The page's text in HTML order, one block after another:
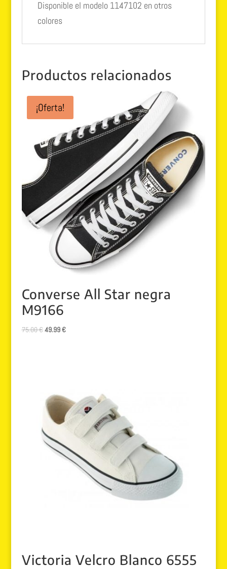
Disponible el modelo 1147102 en otros
colores
Productos relacionados
¡Oferta!
Converse All Star negra
M9166
75.00€El
49.99€El
Victoria Velcro Blanco 6555